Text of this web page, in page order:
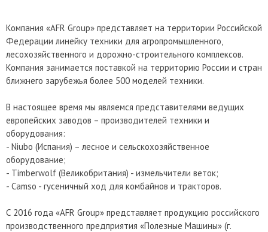
Компания «AFR Group» представляет на территории Российской
Федерации линейку техники для агропромышленного,
лесохозяйственного и дорожно-строительного комплексов.
Компания занимается поставкой на территорию России и стран
ближнего зарубежья более 500 моделей техники.
В настоящее время мы являемся представителями ведущих
европейских заводов – производителей техники и
оборудования:
- Niubo (Испания) – лесное и сельскохозяйственное
оборудование;
- Timberwolf (Великобритания) - измельчители веток;
- Camso - гусеничный ход для комбайнов и тракторов.
С 2016 года «AFR Group» представляет продукцию российского
производственного предприятия «Полезные Машины» (г.